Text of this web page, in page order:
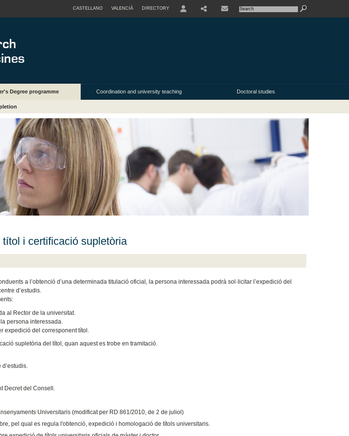
CASTELLANO VALENCIÀ DIRECTORY
Degree programme Coordination and university teaching Doctoral studies
i certificació supletòria
a l’obtenció d’una determinada titulació oficial, la persona interessada podrà sol·licitar l’expedició del
d’estudis.
al Rector de la universitat.
persona interessada.
expedició del corresponent títol.
supletòria del títol, quan aquest es trobe en tramitació.
Decret del Consell.
Universitaris (modificat per RD 861/2010, de 2 de juliol)
pel qual es regula l'obtenció, expedició i homologació de títols universitaris.